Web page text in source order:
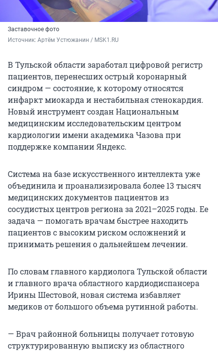
Заставочное фото
Источник: Артём Устюжанин / MSK1.RU
В Тульской области заработал цифровой регистр
пациентов, перенесших острый коронарный
синдром — состояние, к которому относятся
инфаркт миокарда и нестабильная стенокардия.
Новый инструмент создан Национальным
медицинским исследовательским центром
кардиологии имени академика Чазова при
поддержке компании Яндекс.
Система на базе искусственного интеллекта уже
объединила и проанализировала более 13 тысяч
медицинских документов пациентов из
сосудистых центров региона за 2021–2025 годы. Ее
задача — помогать врачам быстрее находить
пациентов с высоким риском осложнений и
принимать решения о дальнейшем лечении.
По словам главного кардиолога Тульской области
и главного врача областного кардиодиспансера
Ирины Шестовой, новая система избавляет
медиков от большого объема рутинной работы.
— Врач районной больницы получает готовую
структурированную выписку из областного